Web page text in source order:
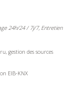
24h/24 / 7j/7, Entretien
gestion des sources
EIB-KNX